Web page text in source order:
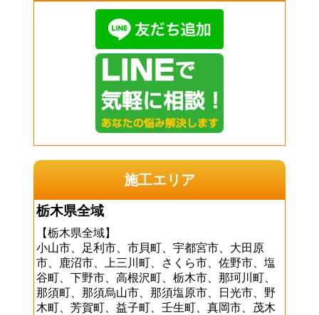
施工エリア
栃木県全域
【栃木県全域】
小山市、足利市、市貝町、宇都宮市、大田原
市、鹿沼市、上三川町、さくら市、佐野市、塩
谷町、下野市、高根沢町、栃木市、那珂川町、
那須町、那須烏山市、那須塩原市、日光市、野
木町、芳賀町、益子町、壬生町、真岡市、茂木